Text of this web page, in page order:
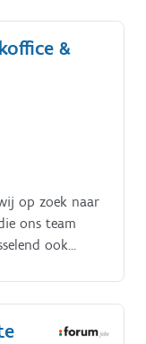
&
op zoek naar
ons team
ook